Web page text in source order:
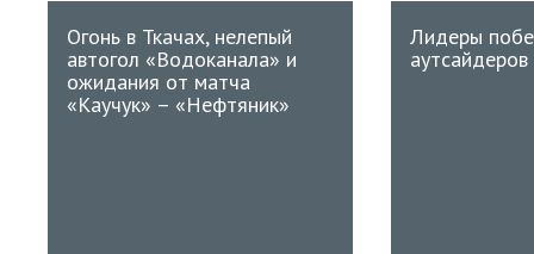
Огонь в Ткачах, нелепый
автогол «Водоканала» и
ожидания от матча
«Каучук» – «Нефтяник»
Лидеры
аутсайдеров